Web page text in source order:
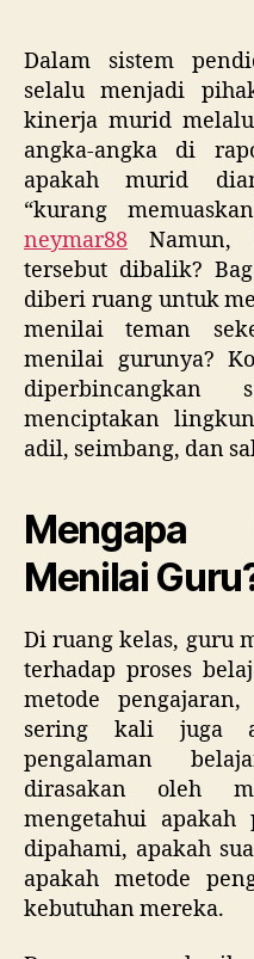
Dalam sistem
selalu menjadi
kinerja murid
angka-angka di
apakah murid
“kurang
neymar88 Namun,
tersebut dibalik?
diberi ruang untuk
menilai teman
menilai gurunya?
menciptakan
adil, seimbang, dan
Mengapa
Menilai
Di ruang kelas, guru
terhadap proses
metode
sering kali juga
pengalaman
dirasakan oleh
mengetahui apakah
dipahami, apakah
apakah metode
kebutuhan mereka.